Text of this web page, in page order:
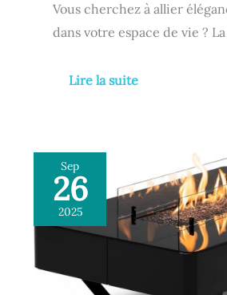
Vous cherchez à allier
dans votre espace de vie ?
Lire la suite
Sep
26
2025
Test
:
table
Rio
au